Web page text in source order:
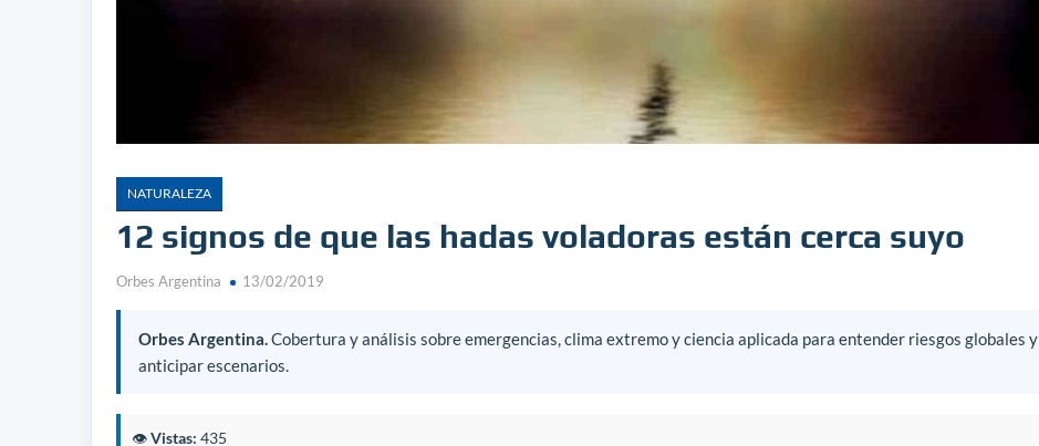
NATURALEZA
12 signos de que las hadas voladoras están cerca suyo
Orbes Argentina 13/02/2019
Orbes Argentina.Cobertura y análisis sobre emergencias, clima extremo y ciencia aplicada para entender riesgos globales y
anticipar escenarios.
👁️Vistas: 435